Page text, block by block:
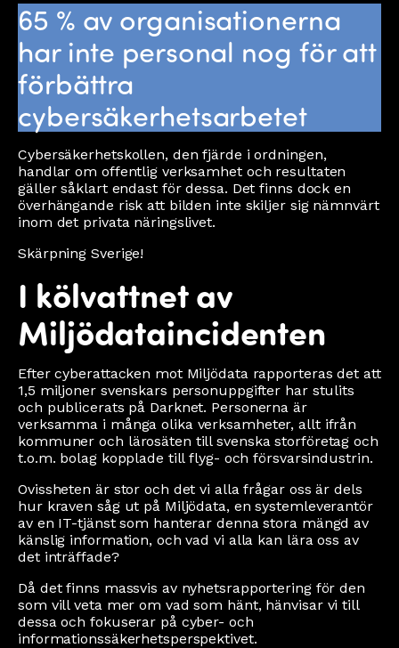
65 % av organisationerna
har inte personal nog för att
förbättra
cybersäkerhetsarbetet
Cybersäkerhetskollen, den fjärde i ordningen,
handlar om offentlig verksamhet och resultaten
gäller såklart endast för dessa. Det finns dock en
överhängande risk att bilden inte skiljer sig nämnvärt
inom det privata näringslivet.
Skärpning Sverige!
I kölvattnet av
Miljödataincidenten
Efter cyberattacken mot Miljödata rapporteras det att
1,5 miljoner svenskars personuppgifter har stulits
och publicerats på Darknet. Personerna är
verksamma i många olika verksamheter, allt ifrån
kommuner och lärosäten till svenska storföretag och
t.o.m. bolag kopplade till flyg- och försvarsindustrin.
Ovissheten är stor och det vi alla frågar oss är dels
hur kraven såg ut på Miljödata, en systemleverantör
av en IT-tjänst som hanterar denna stora mängd av
känslig information, och vad vi alla kan lära oss av
det inträffade?
Då det finns massvis av nyhetsrapportering för den
som vill veta mer om vad som hänt, hänvisar vi till
dessa och fokuserar på cyber- och
informationssäkerhetsperspektivet.